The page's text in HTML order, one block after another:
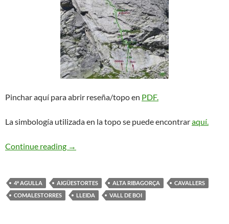
Pinchar aquí para abrir reseña/topo en PDF.
La simbología utilizada en la topo se puede encontraraquí.
Continue reading El Pistacho Asesino + Final Dentrometidos.
→
4ª AGULLA AIGÜESTORTES ALTA RIBAGORÇA
CAVALLERS
COMALESTORRES
LLEIDA VALL DE BOI